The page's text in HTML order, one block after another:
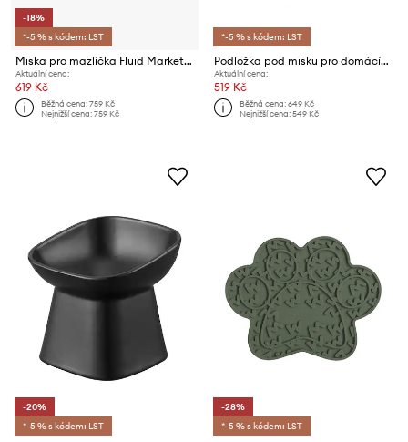
-18%
*-5 % s kódem: LST
Miska pro mazlíčka Fluid Market Gamelle Teckel 10 x 21 x 21 cm
Aktuální cena:
619 Kč
Běžná cena:759 Kč
Nejnižší cena:759 Kč
*-5 % s kódem: LST
Podložka pod misku pro domácího mazlíčka OYOY Koko
Aktuální cena:
519 Kč
Běžná cena:649 Kč
Nejnižší cena:549 Kč
-20%
*-5 % s kódem: LST
-28%
*-5 % s kódem: LST